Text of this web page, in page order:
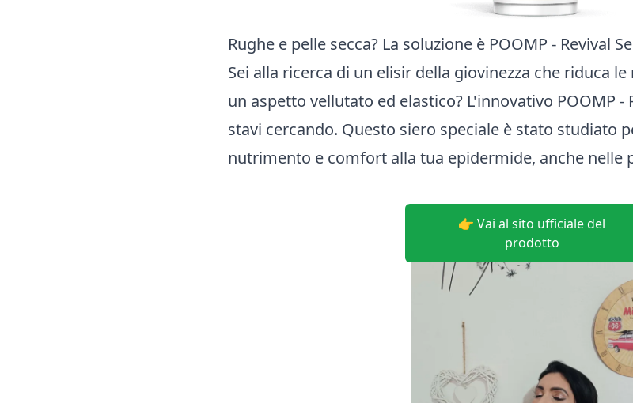
Rughe e pelle secca? La soluzione è POOMP - Revival
Sei alla ricerca di un elisir della giovinezza che riduca
un aspetto vellutato ed elastico? L'innovativo POOMP -
stavi cercando. Questo siero speciale è stato studiato
nutrimento e comfort alla tua epidermide, anche nelle
👉 Vai al sito ufficiale del
prodotto